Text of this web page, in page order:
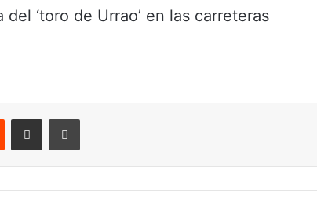
‘toro de Urrao’ en las carreteras
Reddit Compartir por correo electrónicoImprimir